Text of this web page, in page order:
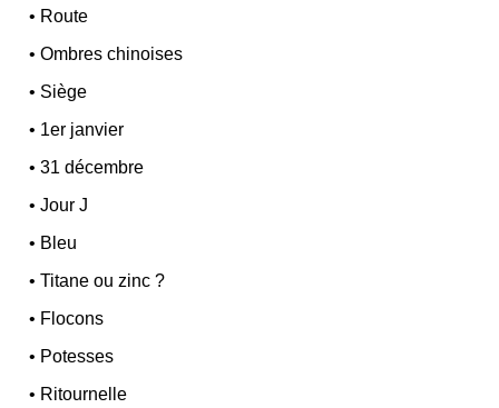
• Route
•Ombres chinoises
• Siège
• 1er janvier
•31 décembre
•Jour J
• Bleu
•Titane ou zinc ?
• Flocons
• Potesses
• Ritournelle